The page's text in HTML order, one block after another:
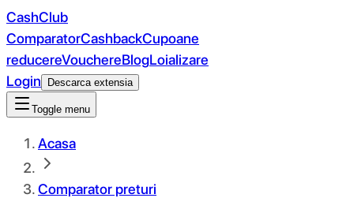
CashClub
ComparatorCashbackCupoane
reducereVouchereBlogLoializare
Login
Descarca extensia
Toggle menu
Acasa
Comparator preturi